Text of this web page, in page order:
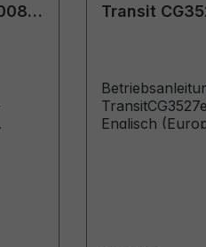
-
Transit
Englisch